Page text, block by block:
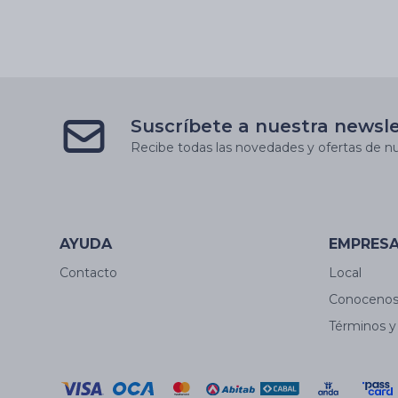
Suscríbete a nuestra
Recibe todas las novedades y ofertas de
AYUDA
Contacto
Local
Conocenos
Términos